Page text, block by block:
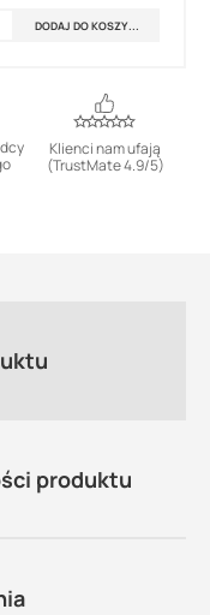
DODAJ DO KOSZYKA
Klienci nam ufają
(TrustMate 4.9/5)
produktu